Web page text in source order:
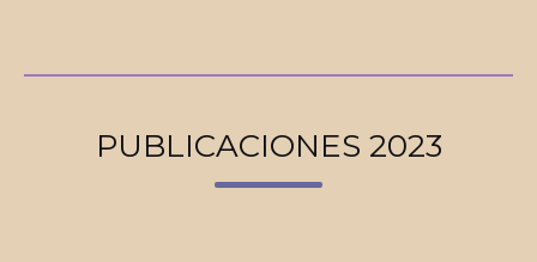
PUBLICACIONES 2023